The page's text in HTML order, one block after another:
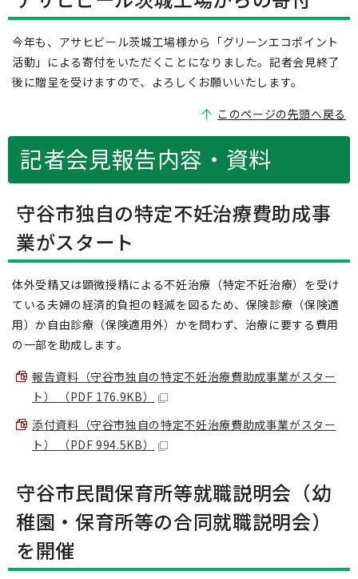
今年も、アサヒビール茨城工場様から「グリーンエコポイント
活動」による寄付をいただくことになりました。記者会見終了
後に贈呈を受けますので、よろしくお願いいたします。
このページの先頭へ戻る
記者会見報告内容・資料
守谷市独自の特定不妊治療費助成事
業がスタート
体外受精又は顕微授精による不妊治療（特定不妊治療）を受け
ている夫婦の経済的負担の軽減を図るため、保険診療（保険適
用）か自由診療（保険適用外）かを問わず、治療に要する費用
の一部を助成します。
報告資料（守谷市独自の特定不妊治療費助成事業がスター
ト） （PDF 176.9KB）
添付資料（守谷市独自の特定不妊治療費助成事業がスター
ト） （PDF 994.5KB）
守谷市民間保育所等就職説明会（幼
稚園・保育所等の合同就職説明会）
を開催